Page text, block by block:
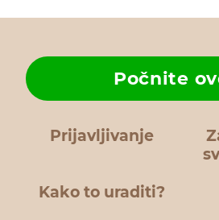
Prijavljivanje
Kako to uraditi?
Počnite